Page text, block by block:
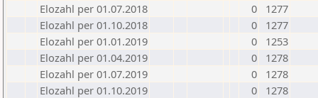
Elozahl per 01.07.2018
0
1277
Elozahl per 01.10.2018
0
1277
Elozahl per 01.01.2019
0
1253
Elozahl per 01.04.2019
0
1278
Elozahl per 01.07.2019
0
1278
Elozahl per 01.10.2019
0
1278